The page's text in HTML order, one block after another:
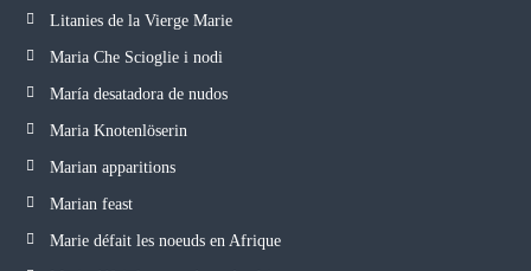
Litanies de la Vierge Marie
Maria Che Scioglie i nodi
María desatadora de nudos
Maria Knotenlöserin
Marian apparitions
Marian feast
Marie défait les noeuds en Afrique